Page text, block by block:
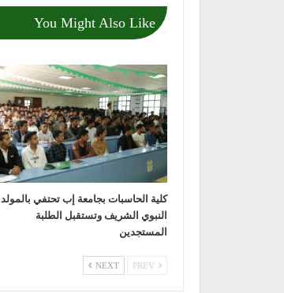
You Might Also Like
كلية الحاسبات بجامعة إب تحتفي بالمولد
النبوي الشريف وتستقبل الطلبة
المستجدين
NEXT